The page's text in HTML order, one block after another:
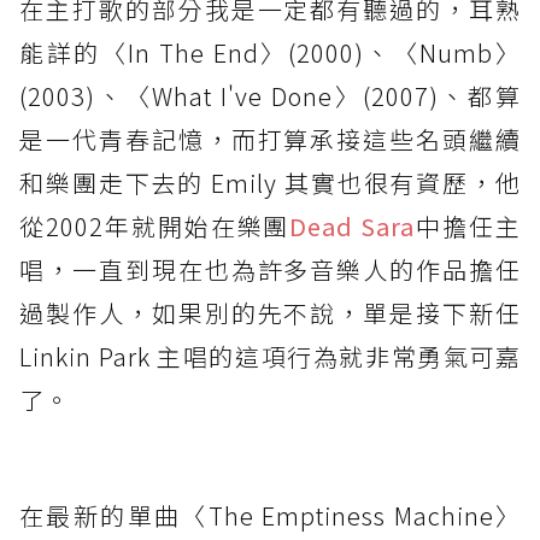
在主打歌的部分我是一定都有聽過的，耳熟
能詳的〈In The End〉(2000)、〈Numb〉
(2003)、〈What I've Done〉(2007)、都算
是一代青春記憶，而打算承接這些名頭繼續
和樂團走下去的 Emily 其實也很有資歷，他
從2002年就開始在樂團Dead Sara中擔任主
唱，一直到現在也為許多音樂人的作品擔任
過製作人，如果別的先不說，單是接下新任
Linkin Park 主唱的這項行為就非常勇氣可嘉
了。
在最新的單曲〈​​The Emptiness Machine〉